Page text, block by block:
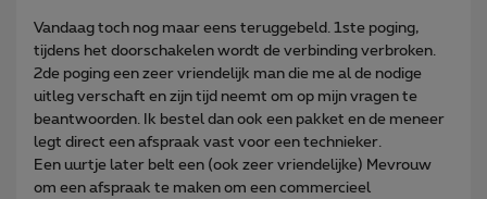
Vandaag toch nog maar eens teruggebeld. 1ste poging,
tijdens het doorschakelen wordt de verbinding verbroken.
2de poging een zeer vriendelijk man die me al de nodige
uitleg verschaft en zijn tijd neemt om op mijn vragen te
beantwoorden. Ik bestel dan ook een pakket en de meneer
legt direct een afspraak vast voor een technieker.
Een uurtje later belt een (ook zeer vriendelijke) Mevrouw
om een afspraak te maken om een commercieel